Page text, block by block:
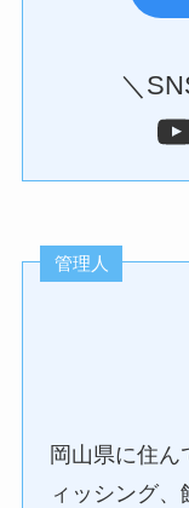
＼
YouTube
管理人
岡山県に住
ィッシング